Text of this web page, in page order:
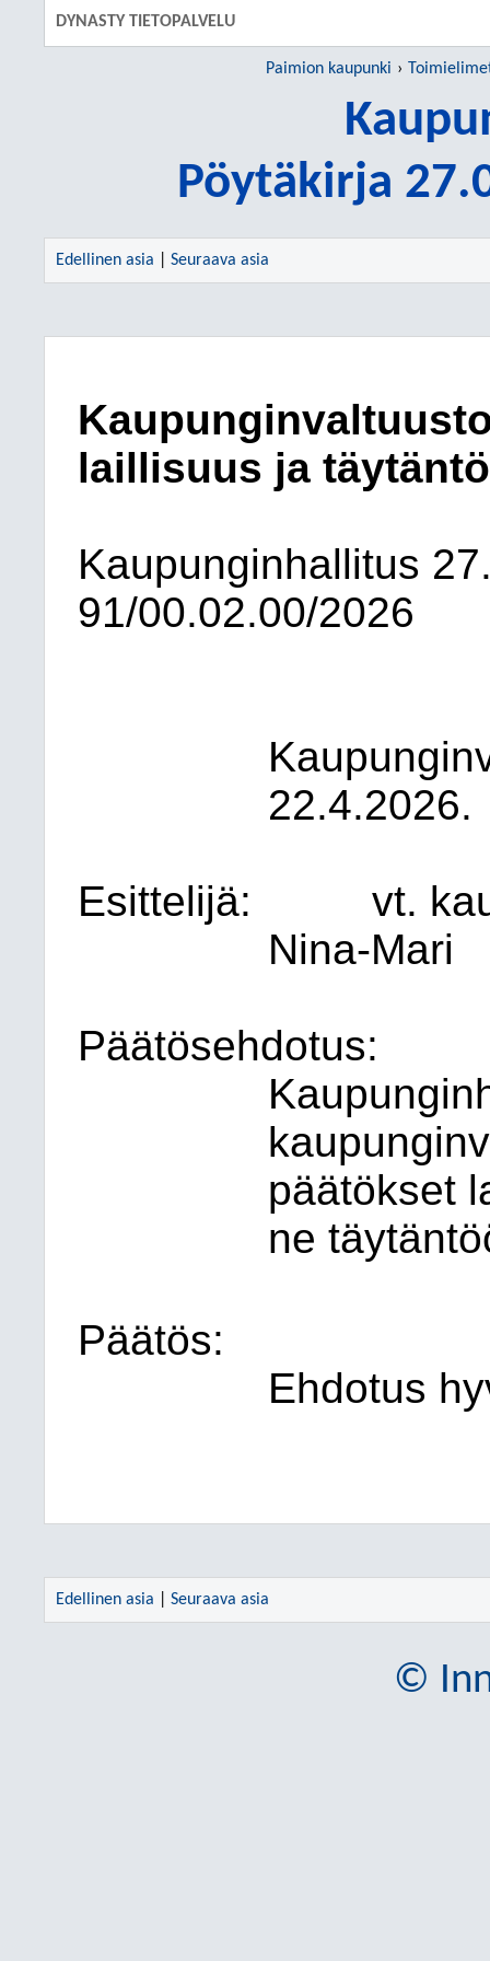
DYNASTY TIETOPALVELU
Paimion kaupunki
Pöytäkirja
Edellinen asia Seuraava asia
laillisuus ja
Kaupunginhallitus
91/00.02.00/2026
22.4.2026.
Esittelijä: vt.
Nina-Mari
Päätösehdotus:
päätökset
ne
Päätös:
Ehdotus
Edellinen asia Seuraava asia
©